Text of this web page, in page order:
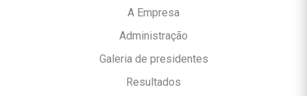
A Empresa
Administração
Galeria de presidentes
Resultados